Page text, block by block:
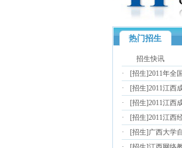
热门招生
招生快讯
·
[招生]2011年全
·
[招生]2011江西
·
[招生]2011江西
·
[招生]2011江西
·
[招生] 广西大学